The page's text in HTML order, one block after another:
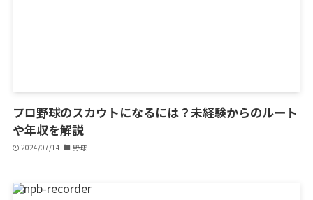
プロ野球のスカウトになるには？未経験からのルート
や年収を解説
2024/07/14 野球